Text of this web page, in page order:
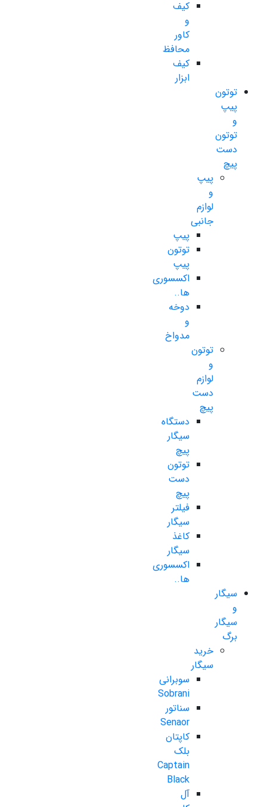
کیف
و
کاور
محافظ
کیف
ابزار
توتون
پیپ
و
توتون
دست
پیچ
پیپ
و
لوازم
جانبی
پیپ
توتون
پیپ
اکسسوری
ها..
دوخه
و
مدواخ
توتون
و
لوازم
دست
پیچ
دستگاه
سیگار
پیچ
توتون
دست
پیچ
فیلتر
سیگار
کاغذ
سیگار
اکسسوری
ها..
سیگار
و
سیگار
برگ
خرید
سیگار
سوبرانی
Sobrani
سناتور
Senaor
کاپتان
بلک
Captain
Black
آل